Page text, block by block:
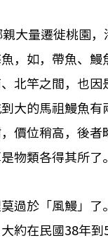
親大量遷徙桃園
，如，帶魚、
北竿之間，也
大的馬祖鰻魚
價位稍高，後
物類各得其所了。
過於「風鰻」
約在民國38年